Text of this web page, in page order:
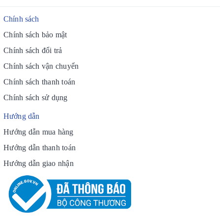
Chính sách
Chính sách bảo mật
Chính sách đổi trả
Chính sách vận chuyển
Chính sách thanh toán
Chính sách sử dụng
Hướng dẫn
Hướng dẫn mua hàng
Hướng dẫn thanh toán
Hướng dẫn giao nhận